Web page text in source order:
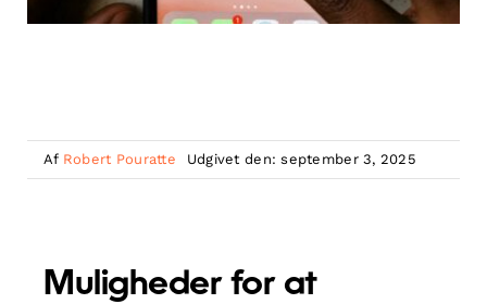
Af Robert Pouratte Udgivet den: september 3, 2025
Muligheder for at